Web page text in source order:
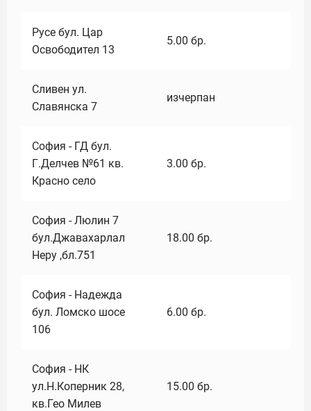
Русе бул. Цар
Освободител 13
5.00 бр.
Сливен ул.
Славянска 7
изчерпан
София - ГД бул.
Г.Делчев №61 кв.
Красно село
3.00 бр.
София - Люлин 7
бул.Джавахарлал
Неру ,бл.751
18.00 бр.
София - Надежда
бул. Ломско шосе
106
6.00 бр.
София - НК
ул.Н.Коперник 28,
кв.Гео Милев
15.00 бр.